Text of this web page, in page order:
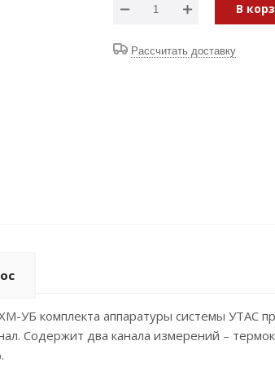
В
Рассчитать доставку
УБ комплекта аппаратуры системы УТАС
Содержит два канала измерений –